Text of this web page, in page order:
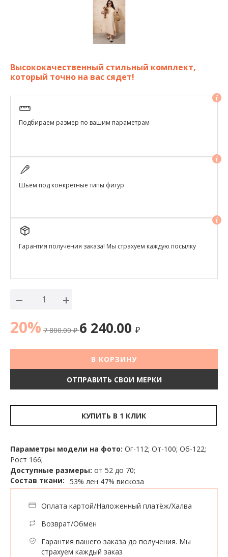
Высококачественный стильный комплект,
который точно на вас сядет!
Подбираем размер по вашим параметрам
Шьем под конкретные типы фигур
Гарантия получения заказа! Мы страхуем каждую посылку
20% 7 800.00₽ 6 240.00 ₽
В КОРЗИНУ
ОТПРАВИТЬ СВОИ МЕРКИ
КУПИТЬ В 1 КЛИК
Параметры модели на фото: Ог-112; От-100; Об-122;
Рост 166;
Доступные размеры: от 52 до 70;
Состав ткани: 53% лен 47% вискоза
Оплата картой/Наложенный платёж/Халва
Возврат/Обмен
Гарантия вашего заказа до получения. Мы
страхуем каждый заказ